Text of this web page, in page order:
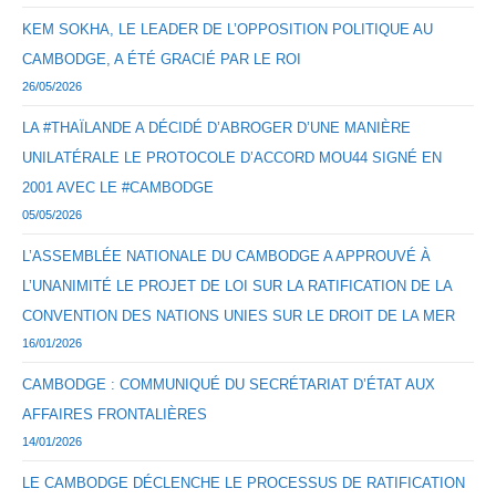
KEM SOKHA, LE LEADER DE L’OPPOSITION POLITIQUE AU
CAMBODGE, A ÉTÉ GRACIÉ PAR LE ROI
26/05/2026
LA #THAÏLANDE A DÉCIDÉ D’ABROGER D’UNE MANIÈRE
UNILATÉRALE LE PROTOCOLE D’ACCORD MOU44 SIGNÉ EN
2001 AVEC LE #CAMBODGE
05/05/2026
L’ASSEMBLÉE NATIONALE DU CAMBODGE A APPROUVÉ À
L’UNANIMITÉ LE PROJET DE LOI SUR LA RATIFICATION DE LA
CONVENTION DES NATIONS UNIES SUR LE DROIT DE LA MER
16/01/2026
CAMBODGE : COMMUNIQUÉ DU SECRÉTARIAT D’ÉTAT AUX
AFFAIRES FRONTALIÈRES
14/01/2026
LE CAMBODGE DÉCLENCHE LE PROCESSUS DE RATIFICATION